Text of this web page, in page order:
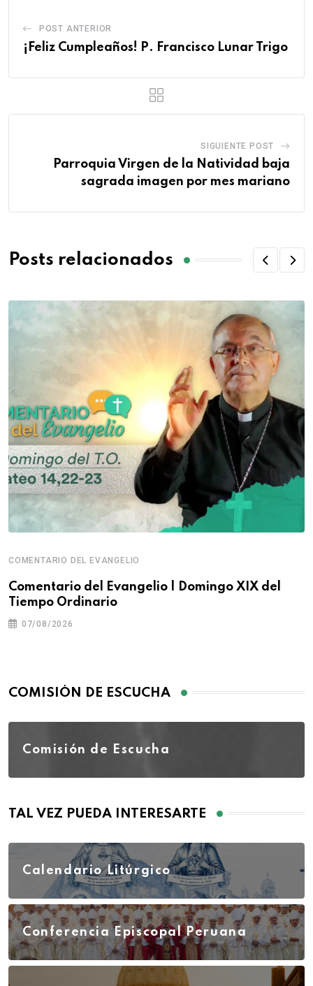
POST ANTERIOR
¡Feliz Cumpleaños! P. Francisco Lunar Trigo
SIGUIENTE POST
Parroquia Virgen de la Natividad baja
sagrada imagen por mes mariano
Posts relacionados
COMENTARIO DEL EVANGELIO
Comentario del Evangelio | Domingo XIX del
Tiempo Ordinario
07/08/2026
COMISIÓN DE ESCUCHA
Comisión de Escucha
TAL VEZ PUEDA INTERESARTE
Calendario Litúrgico
Conferencia Episcopal Peruana